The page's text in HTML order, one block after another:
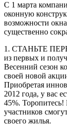
С 1 марта
оконную
возможности
существенно
1. СТАНЬТЕ
из первых и
Весенний сезон
своей новой
Приобретая
2012 года, у вас
45%.
участников
своего жилья.